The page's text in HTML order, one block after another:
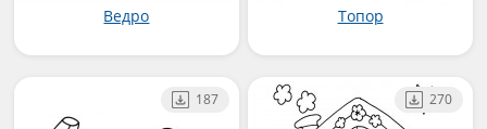
Ведро Топор
187 270